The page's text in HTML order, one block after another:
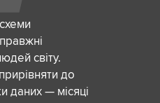
світу.
до
даних — місяці